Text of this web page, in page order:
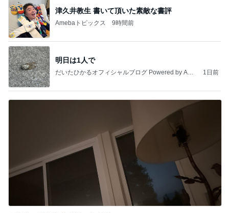
津久井教生 書いて頂いた素敵な書評
Amebaトピックス 9時間前
明日は1人で
だいたひかるオフィシャルブログ Powered by Ame
1日前